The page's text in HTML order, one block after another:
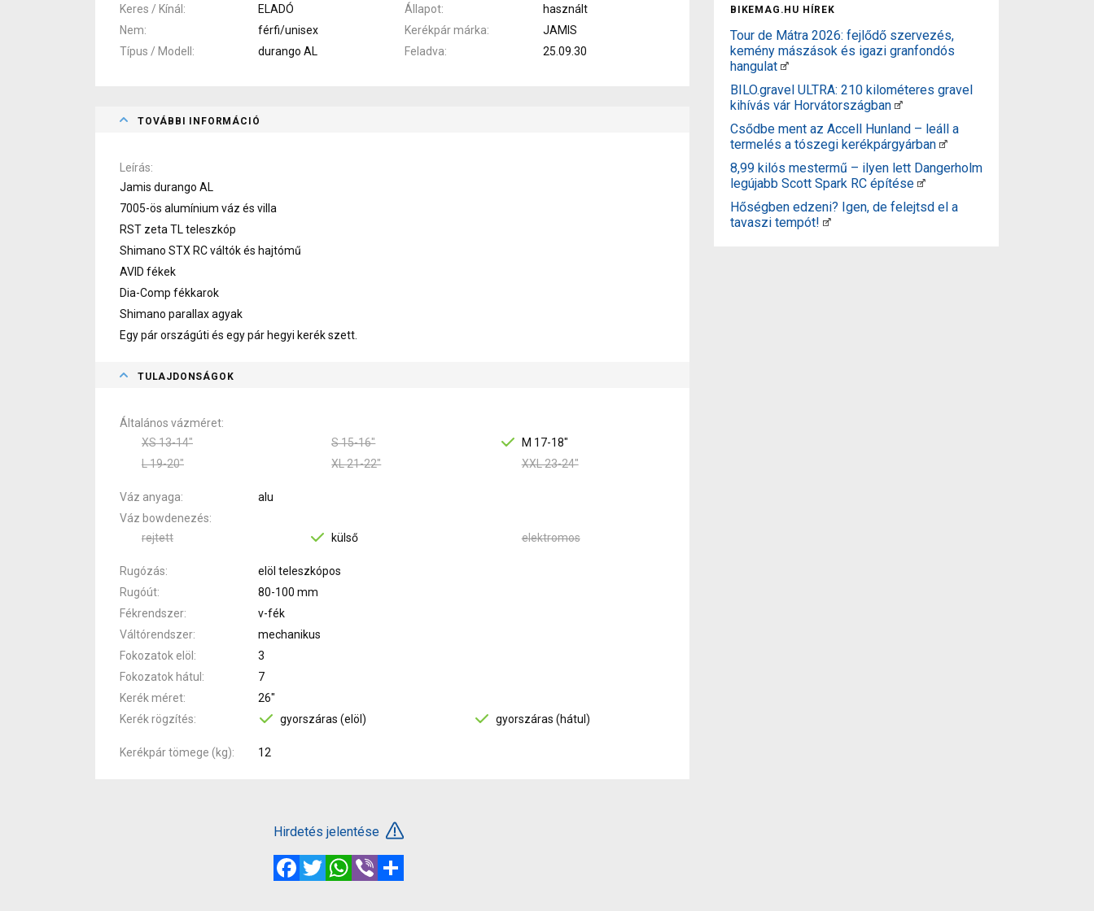
BIKEMAG.HU HÍREK
Tour de Mátra 2026: fejlődő szervezés,
kemény mászások és igazi granfondós
hangulat
BILO.gravel ULTRA: 210 kilométeres gravel
kihívás vár Horvátországban
Csődbe ment az Accell Hunland – leáll a
termelés a tószegi kerékpárgyárban
8,99 kilós mestermű – ilyen lett Dangerholm
legújabb Scott Spark RC építése
Hőségben edzeni? Igen, de felejtsd el a
tavaszi tempót!
Keres / Kínál ELADÓ Állapot
használt
Nem
férfi/unisex Kerékpár márka
JAMIS
Típus / Modell
durango AL Feladva 25.09.30
TOVÁBBI INFORMÁCIÓ
Leírás
Jamis durango AL
7005-ös alumínium váz és villa
RST zeta TL teleszkóp
Shimano STX RC váltók és hajtómű
AVID fékek
Dia-Comp fékkarok
Shimano parallax agyak
Egy pár országúti és egy pár hegyi kerék szett.
TULAJDONSÁGOK
Általános vázméret
XS 13-14"
S 15-16"
M 17-18"
L 19-20"
XL 21-22" XXL 23-24"
Váz anyaga
alu
Váz bowdenezés
rejtett
külső elektromos
Rugózás
elöl teleszkópos
Rugóút
80-100 mm
Fékrendszer
v-fék
Váltórendszer
mechanikus
Fokozatok elöl
3
Fokozatok hátul
7
Kerék méret
26"
Kerék rögzítés
gyorszáras (elöl) gyorszáras (hátul)
Kerékpár tömege (kg) 12
Hirdetés jelentése
FacebookTwitterWhatsApp
Viber